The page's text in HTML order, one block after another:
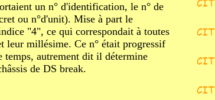
un n° d'identification, le n° de
ou n°d'unit). Mise à part le
"4", ce qui correspondait à toutes
leur millésime. Ce n° était progressif
temps, autrement dit il détermine
de DS break.